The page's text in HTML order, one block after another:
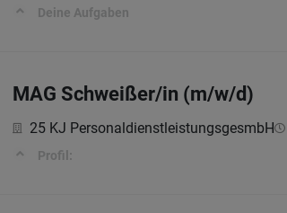
Deine Aufgaben
MAG Schweißer/in (m/w/d)
25 KJ PersonaldienstleistungsgesmbH
Profil: